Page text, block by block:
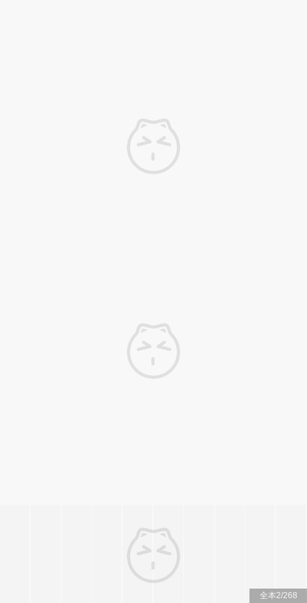
全本2/268